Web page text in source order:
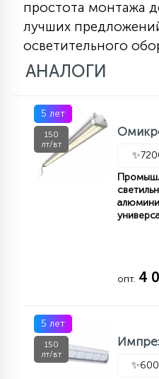
простота монтажа
лучших
осветительного
АНАЛОГИ
5 лет
150
лт/вт
✨
опт. 4
5 лет
150
лт/вт
✨